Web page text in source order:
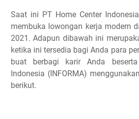
Saat ini PT Home Center
membuka lowongan kerja modern
2021. Adapun dibawah ini
ketika ini tersedia bagi Anda para
buat berbagi karir Anda
Indonesia (INFORMA)
berikut.